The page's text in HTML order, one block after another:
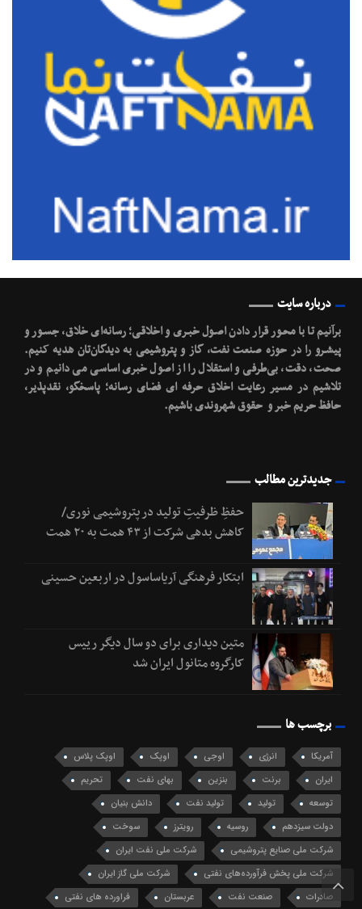
درباره سایت
برآنیم تا با محـور قرار دادن اصـول خبـری و اخلاقـی؛ رسانه‌ای خلاق، جسـور و
پیشـرو را در حوزه صنعت نفت، گاز و پتروشیمی به دیدگان‌تان هدیه کنیم.
صحت، دقت، بی‌طرفی و استقلال را از اصول خبری اساسی می دانیم و در
تلاشیم در مسیر رعایت اخلاق حرفه ای فضای رسانه؛ پاسخگو، نقدپذیر،
حافظ حریم خبر و حقوق شهروندی باشیم.
جدیدترین مطالب
حفظِ ظرفیتِ تولید در پتروشیمی نوری/
کاهش بدهی شرکت از ۴۳ همت به ۲۰ همت
ابتکار فرهنگی آریاساسول در اربعین حسینی
متین دیداری برای دو سال دیگر رییس
کارگروه متانول ایران شد
برچسب ها
آمریکا انرژی اوجی اوپک
اوپک پلاس
ایران
برنت بنزین بهای نفت
تحریم
توسعه
تولید تولید نفت
دانش بنیان
دولت سیزدهم
روسیه رویترز
سوخت
شرکت ملی صنایع پتروشیمی
شرکت ملی نفت ایران
شرکت ملی پخش فرآورده‌های نفتی
شرکت ملی گاز ایران
صادرات
صنعت نفت عربستان فراورده های نفتی